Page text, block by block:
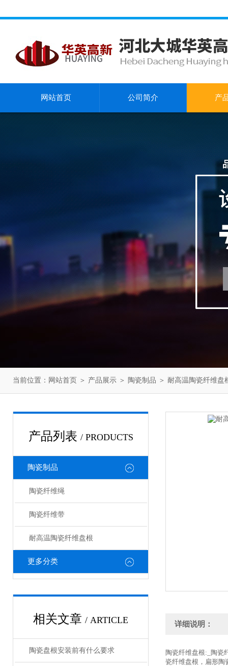
网站首页 公司简介 产
当前位置： 网站首页 ＞ 产品展示 ＞ 陶瓷制品 ＞ 耐高温陶瓷纤维盘
产品列表 / PRODUCTS
陶瓷制品
陶瓷纤维绳
陶瓷纤维带
耐高温陶瓷纤维盘根
更多分类
相关文章 / ARTICLE
陶瓷盘根安装前有什么要求
详细说明：
陶瓷纤维盘根:_陶瓷
瓷纤维盘根，扁形陶